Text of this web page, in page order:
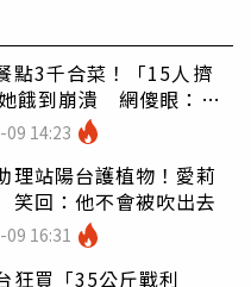
點3千合菜！「15人擠
餓到崩潰 網傻眼：讓
14:23
理站陽台護植物！愛莉
回：他不會被吹出去
16:31
狂買「35公斤戰利